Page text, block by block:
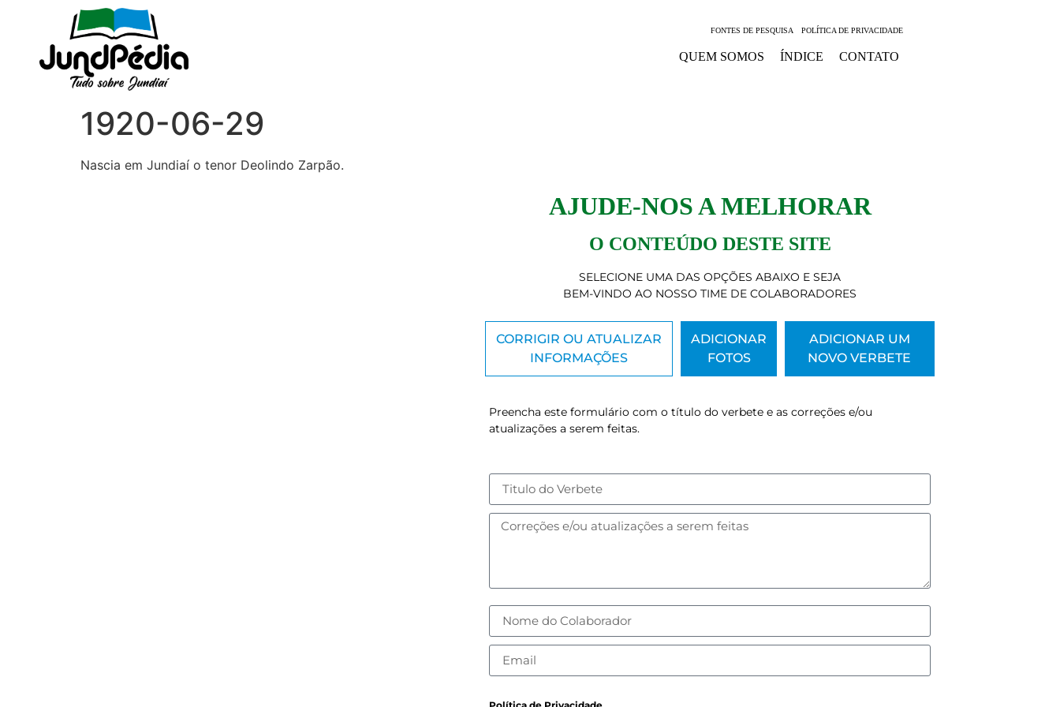
FONTES DE PESQUISA POLÍTICA DE PRIVACIDADE
QUEM SOMOS ÍNDICE CONTATO
1920-06-29
Nascia em Jundiaí o tenor Deolindo Zarpão.
AJUDE-NOS A MELHORAR
O CONTEÚDO DESTE SITE
SELECIONE UMA DAS OPÇÕES ABAIXO E SEJA
BEM-VINDO AO NOSSO TIME DE COLABORADORES
CORRIGIR OU ATUALIZAR
INFORMAÇÕES
ADICIONAR
FOTOS
ADICIONAR UM
NOVO VERBETE
Preencha este formulário com o título do verbete e as correções e/ou
atualizações a serem feitas.